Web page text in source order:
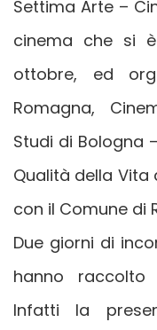
Settima Arte –
cinema che si
ottobre, ed
Romagna,
Studi di Bologna
Qualità della Vita
con il Comune di
Due giorni di
hanno
Infatti la